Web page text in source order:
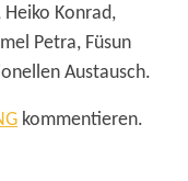
Konrad,
Petra, Füsun
Austausch.
kommentieren.